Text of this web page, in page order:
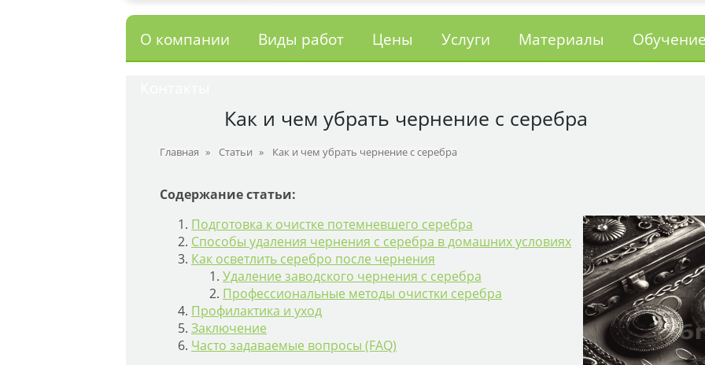
О компании Виды работ Цены Услуги Материалы Обучение
Как и чем убрать чернение с серебра
Главная » Статьи » Как и чем убрать чернение с серебра
Содержание статьи:
Подготовка к очистке потемневшего серебра
Способы удаления чернения с серебра в домашних условиях
Как осветлить серебро после чернения
Удаление заводского чернения с серебра
Профессиональные методы очистки серебра
Профилактика и уход
Заключение
Часто задаваемые вопросы (FAQ)